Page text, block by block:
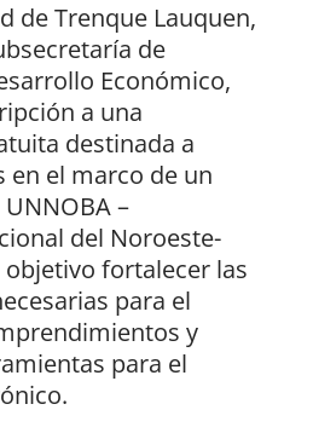
de Trenque Lauquen,
de
Económico,
a una
destinada a
en el marco de un
–
del Noroeste-
fortalecer las
para el
y
para el